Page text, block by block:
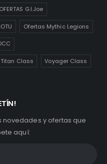
OFERTAS G.I.Joe
Ofertas Mythic Legions
Titan Class Voyager Class
y ofertas que
aquí: